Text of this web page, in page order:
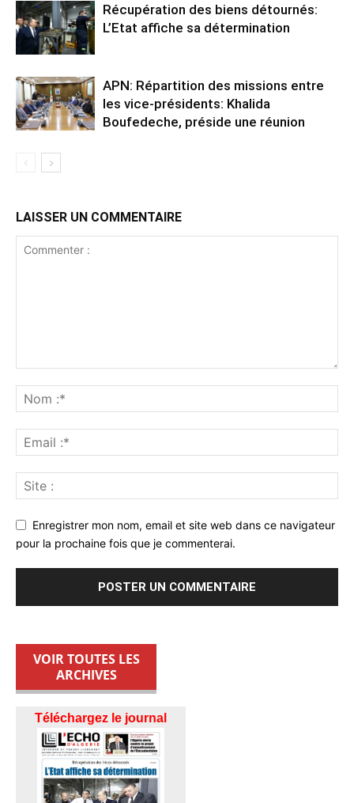
Récupération des biens détournés:
L’Etat affiche sa détermination
APN: Répartition des missions entre
les vice-présidents: Khalida
Boufedeche, préside une réunion
LAISSER UN COMMENTAIRE
Enregistrer mon nom, email et site web dans ce navigateur
pour la prochaine fois que je commenterai.
VOIR TOUTES LES
ARCHIVES